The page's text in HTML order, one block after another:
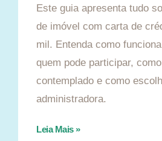
Este guia apresenta tudo
de imóvel com carta de
mil. Entenda como
quem pode participar,
contemplado e como
administradora.
Leia Mais »